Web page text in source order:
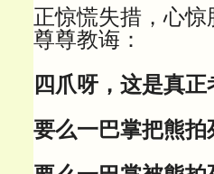
正惊慌失措，心
尊尊教诲：
四爪呀，这是真正
要么一巴掌把熊